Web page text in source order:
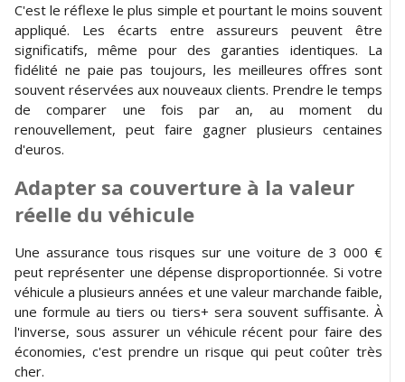
C'est le réflexe le plus simple et pourtant le moins souvent
appliqué. Les écarts entre assureurs peuvent être
significatifs, même pour des garanties identiques. La
fidélité ne paie pas toujours, les meilleures offres sont
souvent réservées aux nouveaux clients. Prendre le temps
de comparer une fois par an, au moment du
renouvellement, peut faire gagner plusieurs centaines
d'euros.
Adapter sa couverture à la valeur
réelle du véhicule
Une assurance tous risques sur une voiture de 3 000 €
peut représenter une dépense disproportionnée. Si votre
véhicule a plusieurs années et une valeur marchande faible,
une formule au tiers ou tiers+ sera souvent suffisante. À
l'inverse, sous assurer un véhicule récent pour faire des
économies, c'est prendre un risque qui peut coûter très
cher.